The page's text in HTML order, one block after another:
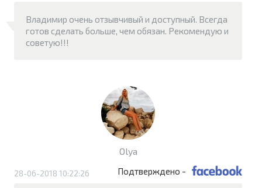
Владимир очень отзывчивый и доступный. Всегда
готов сделать больше, чем обязан. Рекомендую и
советую!!!
Olya
Подтверждено -
28-06-2018 10:22:26